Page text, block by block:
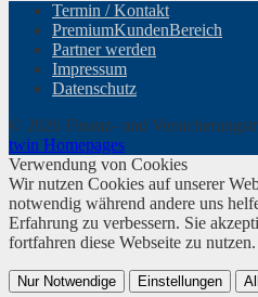
Termin / Kontakt
PremiumKundenBereich
Partner werden
Impressum
Datenschutz
© 2026 Finanz- und
twin Homepages
Verwendung von Cookies
Wir nutzen Cookies auf unserer
notwendig während andere uns
Erfahrung zu verbessern. Sie
fortfahren diese Webseite zu nutzen.
Nur Notwendige Einstellungen